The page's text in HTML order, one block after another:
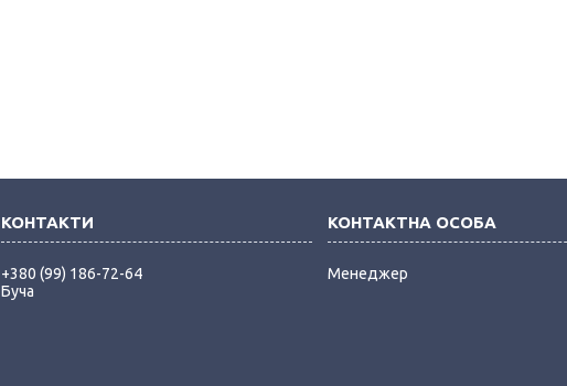
+380 (99) 186-72-64
Буча
Менеджер